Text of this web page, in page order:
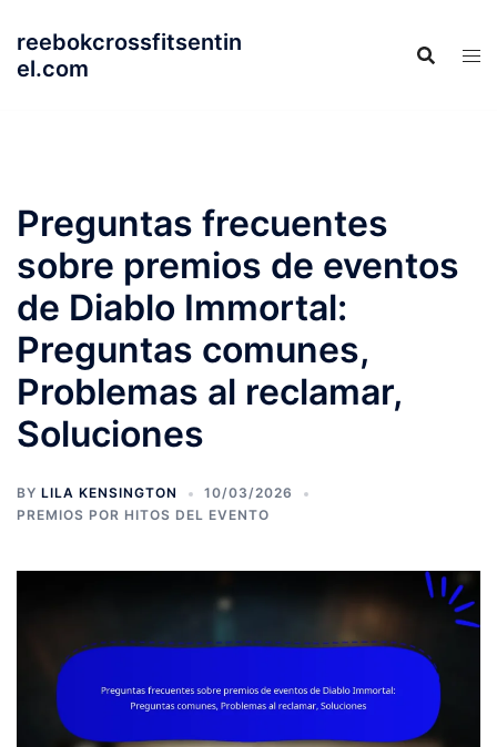
content
reebokcrossfitsentin
el.com
Preguntas frecuentes
sobre premios de eventos
de Diablo Immortal:
Preguntas comunes,
Problemas al reclamar,
Soluciones
BY LILA KENSINGTON
10/03/2026
PREMIOS POR HITOS DEL EVENTO